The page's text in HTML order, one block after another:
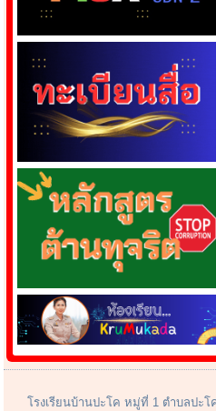
โรงเรียนบ้านปะโค หมู่ที่ 1 ตำบลปะ